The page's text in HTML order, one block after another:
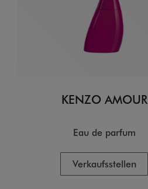
KENZO AMOUR
Eau de parfum
Verkaufsstellen